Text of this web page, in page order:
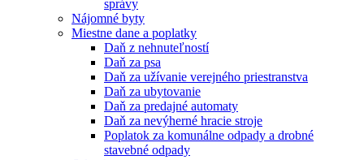
správy
Nájomné byty
Miestne dane a poplatky
Daň z nehnuteľností
Daň za psa
Daň za užívanie verejného priestranstva
Daň za ubytovanie
Daň za predajné automaty
Daň za nevýherné hracie stroje
Poplatok za komunálne odpady a drobné
stavebné odpady